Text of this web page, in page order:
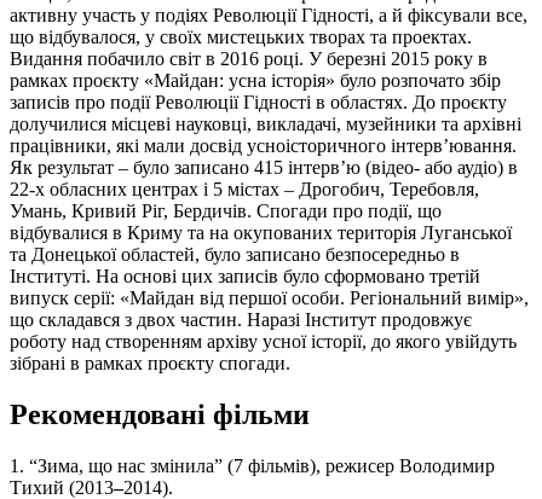
активну участь у подіях Революції Гідності, а й фіксували все,
що відбувалося, у своїх мистецьких творах та проектах.
Видання побачило світ в 2016 році. У березні 2015 року в
рамках проєкту «Майдан: усна історія» було розпочато збір
записів про події Революції Гідності в областях. До проєкту
долучилися місцеві науковці, викладачі, музейники та архівні
працівники, які мали досвід усноісторичного інтерв’ювання.
Як результат – було записано 415 інтерв’ю (відео- або аудіо) в
22-х обласних центрах і 5 містах – Дрогобич, Теребовля,
Умань, Кривий Ріг, Бердичів. Спогади про події, що
відбувалися в Криму та на окупованих територія Луганської
та Донецької областей, було записано безпосередньо в
Інституті. На основі цих записів було сформовано третій
випуск серії: «Майдан від першої особи. Регіональний вимір»,
що складався з двох частин. Наразі Інститут продовжує
роботу над створенням архіву усної історії, до якого увійдуть
зібрані в рамках проєкту спогади.
Рекомендовані фільми
1. “Зима, що нас змінила” (7 фільмів), режисер Володимир
Тихий (2013–2014).